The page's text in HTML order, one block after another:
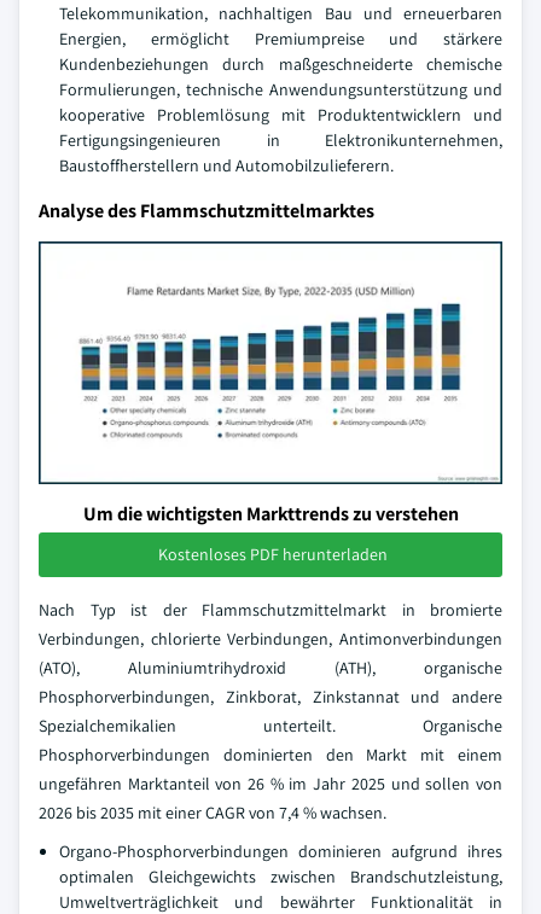
Telekommunikation, nachhaltigen Bau und erneuerbaren
Energien, ermöglicht Premiumpreise und stärkere
Kundenbeziehungen durch maßgeschneiderte chemische
Formulierungen, technische Anwendungsunterstützung und
kooperative Problemlösung mit Produktentwicklern und
Fertigungsingenieuren in Elektronikunternehmen,
Baustoffherstellern und Automobilzulieferern.
Analyse des Flammschutzmittelmarktes
Um die wichtigsten Markttrends zu verstehen
Kostenloses PDF herunterladen
Nach Typ ist der Flammschutzmittelmarkt in bromierte
Verbindungen, chlorierte Verbindungen, Antimonverbindungen
(ATO), Aluminiumtrihydroxid (ATH), organische
Phosphorverbindungen, Zinkborat, Zinkstannat und andere
Spezialchemikalien unterteilt. Organische
Phosphorverbindungen dominierten den Markt mit einem
ungefähren Marktanteil von 26 % im Jahr 2025 und sollen von
2026 bis 2035 mit einer CAGR von 7,4 % wachsen.
Organo-Phosphorverbindungen dominieren aufgrund ihres
optimalen Gleichgewichts zwischen Brandschutzleistung,
Umweltverträglichkeit und bewährter Funktionalität in